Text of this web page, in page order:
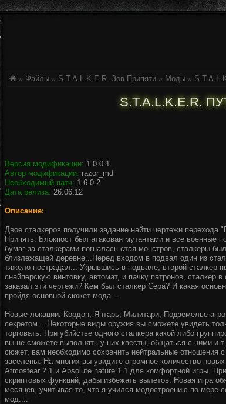
» Файлы » S.T.A.L.K.E.R. Зов Припяти » Моды »
S.T.A.L.K.E.R.
Версия модификации: 1.0.0.1
Автор модификации: razor_md
Необходимый патч: 1.6.0.2
Дата релиза: 26.06.12
Описание:
Двое сталкеров получили задание найти чертежи
Припять. Блокпост был атакован мутантами и все военные
бумаг за сталкерами погналась стая монстров, сталкеры
близлежащей деревне...Перед входом в подвал один из
тяжело пострадал... Укрывшись в подвале, второй сталкер
снайперскую винтовку, автомат, и пачку патронов, сталкер
заказал эти чертежи? Кем был сталкер Сера? И какая
пройдя основной сюжет мода...
Новые локации: Кордон, Янтарь, Милитари, Подземелье
секретом... Некоторые виды оружия вы сможете увидеть
торговать. При убийстве одного сталкера какой либо
вы не сможете выполнять у них квесты, общаться с ними и
сюжет, вам необходимо сохранить нейтральные отношения
заселены. На многих вы увидите огромное количество
Atmosfear 2.1 и Absolute nature 1.1 для комфортной игры.
скриптовых функций, дабы избежать вылетов. Новая игра
месяцев, учитывая то, что я учился модостроению по
мод....